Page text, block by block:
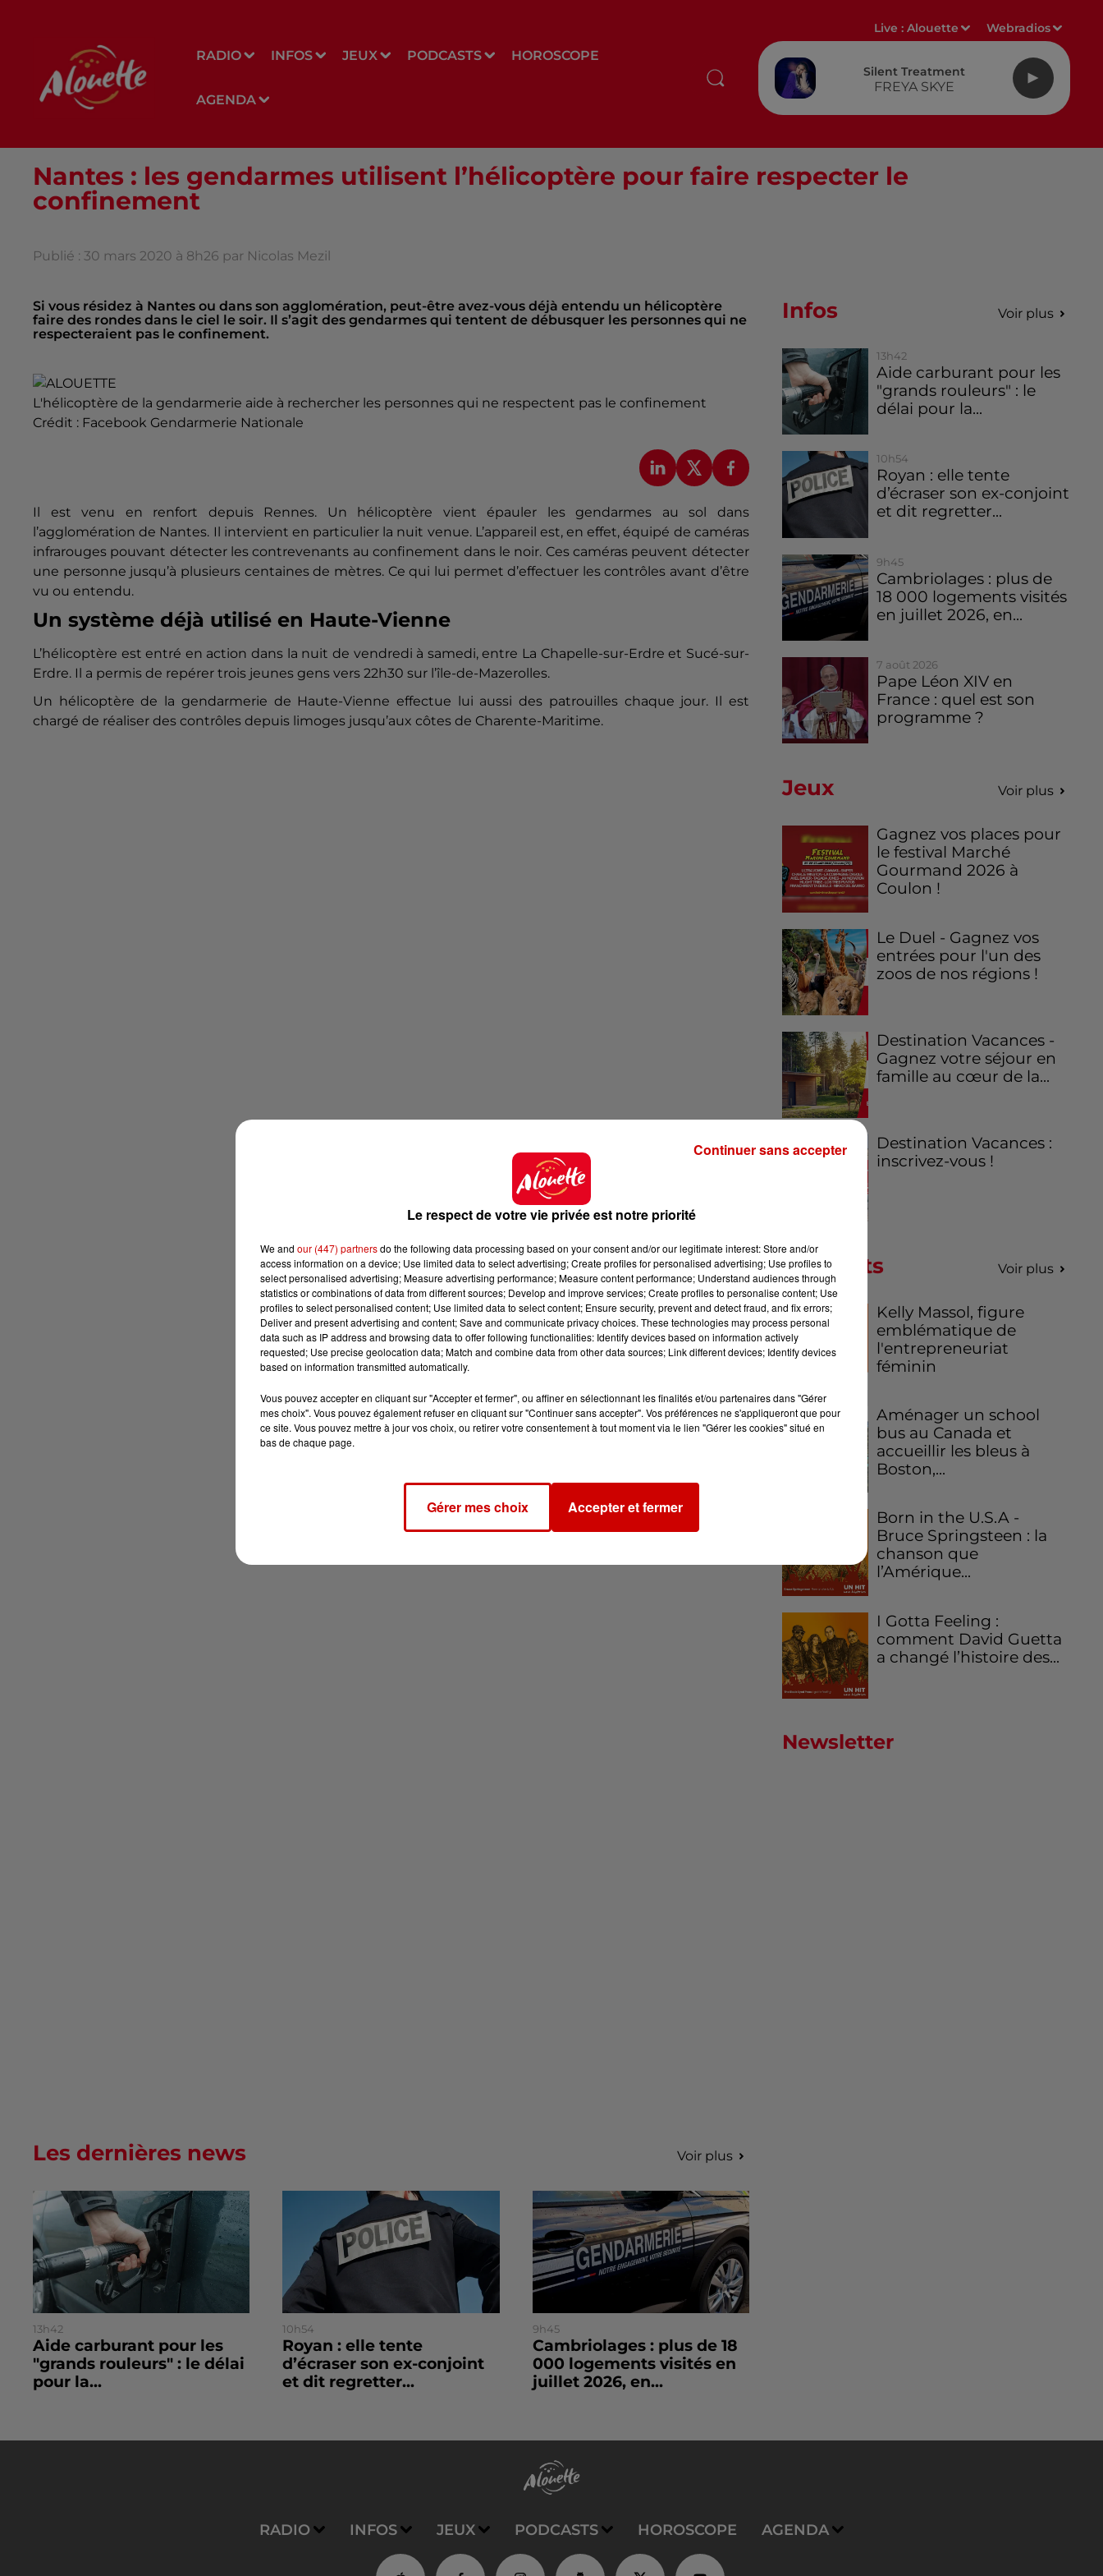
RADIO INFOS JEUX PODCASTS HOROSCOPE
AGENDA
Live :Alouette Webradios
Silent Treatment
FREYA SKYE
Nantes : les gendarmes utilisent l’hélicoptère pour faire respecter le
confinement
Publié : 30 mars 2020 à 8h26 par Nicolas Mezil
Si vous résidez à Nantes ou dans son agglomération, peut-être avez-vous déjà entendu un hélicoptère
faire des rondes dans le ciel le soir. Il s’agit des gendarmes qui tentent de débusquer les personnes qui ne
respecteraient pas le confinement.
L'hélicoptère de la gendarmerie aide à rechercher les personnes qui ne respectent pas le confinement
Crédit : Facebook Gendarmerie Nationale
Il est venu en renfort depuis Rennes. Un hélicoptère vient épauler les gendarmes au sol dans
l’agglomération de Nantes. Il intervient en particulier la nuit venue. L’appareil est, en effet, équipé de caméras
infrarouges pouvant détecter les contrevenants au confinement dans le noir. Ces caméras peuvent détecter
une personne jusqu’à plusieurs centaines de mètres. Ce qui lui permet d’effectuer les contrôles avant d’être
vu ou entendu.
Un système déjà utilisé en Haute-Vienne
L’hélicoptère est entré en action dans la nuit de vendredi à samedi, entre La Chapelle-sur-Erdre et Sucé-sur-
Erdre. Il a permis de repérer trois jeunes gens vers 22h30 sur l’île-de-Mazerolles.
Un hélicoptère de la gendarmerie de Haute-Vienne effectue lui aussi des patrouilles chaque jour. Il est
chargé de réaliser des contrôles depuis limoges jusqu’aux côtes de Charente-Maritime.
Infos Voir plus
13h42
Aide carburant pour les
"grands rouleurs" : le
délai pour la...
10h54
Royan : elle tente
d’écraser son ex-conjoint
et dit regretter...
9h45
Cambriolages : plus de
18 000 logements visités
en juillet 2026, en...
7 août 2026
Pape Léon XIV en
France : quel est son
programme ?
Jeux Voir plus
Gagnez vos places pour
le festival Marché
Gourmand 2026 à
Coulon !
Le Duel - Gagnez vos
entrées pour l'un des
zoos de nos régions !
Destination Vacances -
Gagnez votre séjour en
famille au cœur de la...
Destination Vacances :
inscrivez-vous !
Podcasts Voir plus
Kelly Massol, figure
emblématique de
l'entrepreneuriat
féminin
Aménager un school
bus au Canada et
accueillir les bleus à
Boston,...
Born in the U.S.A -
Bruce Springsteen : la
chanson que
l’Amérique...
I Gotta Feeling :
comment David Guetta
a changé l’histoire des...
Newsletter
Les dernières news Voir plus
13h42
Aide carburant pour les
"grands rouleurs" : le délai
pour la...
10h54
Royan : elle tente
d’écraser son ex-conjoint
et dit regretter...
9h45
Cambriolages : plus de 18
000 logements visités en
juillet 2026, en...
RADIO INFOS JEUX PODCASTS HOROSCOPE AGENDA
Le respect de votre vie privée est notre priorité
We and our (447) partnersdo the following data processing based on your consent and/or our legitimate interest: Store and/or
access information on a device; Use limited data to select advertising; Create profiles for personalised advertising; Use profiles to
select personalised advertising; Measure advertising performance; Measure content performance; Understand audiences through
statistics or combinations of data from different sources; Develop and improve services; Create profiles to personalise content; Use
profiles to select personalised content; Use limited data to select content; Ensure security, prevent and detect fraud, and fix errors;
Deliver and present advertising and content; Save and communicate privacy choices. These technologies may process personal
data such as IP address and browsing data to offer following functionalities: Identify devices based on information actively
requested; Use precise geolocation data; Match and combine data from other data sources; Link different devices; Identify devices
based on information transmitted automatically.
Vous pouvez accepter en cliquant sur "Accepter et fermer", ou affiner en sélectionnant les finalités et/ou partenaires dans "Gérer
mes choix". Vous pouvez également refuser en cliquant sur "Continuer sans accepter". Vos préférences ne s'appliqueront que pour
ce site. Vous pouvez mettre à jour vos choix, ou retirer votre consentement à tout moment via le lien "Gérer les cookies" situé en
bas de chaque page.
Gérer mes choix Accepter et fermer
Continuer sans accepter